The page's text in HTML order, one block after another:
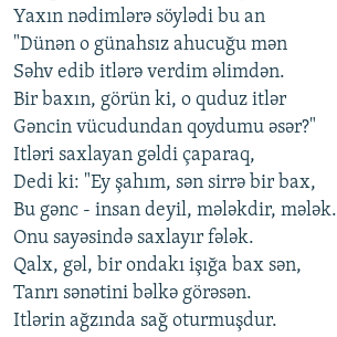
Yaxın nədimlərə söylədi bu an
"Dünən o günahsız ahucuğu mən
Səhv edib itlərə verdim əlimdən.
Bir baxın, görün ki, o quduz itlər
Gəncin vücudundan qoydumu əsər?"
Itləri saxlayan gəldi çaparaq,
Dedi ki: "Ey şahım, sən sirrə bir bax,
Bu gənc - insan deyil, mələkdir, mələk.
Onu sayəsində saxlayır fələk.
Qalx, gəl, bir ondakı işığa bax sən,
Tanrı sənətini bəlkə görəsən.
Itlərin ağzında sağ oturmuşdur.